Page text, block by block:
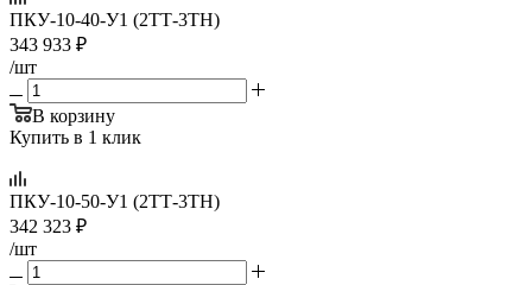
ПКУ-10-40-У1 (2ТТ-3ТН)
343 933 ₽
/шт
В корзину
Купить в 1 клик
ПКУ-10-50-У1 (2ТТ-3ТН)
342 323 ₽
/шт